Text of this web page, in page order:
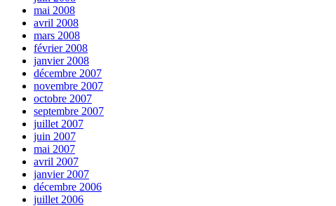
mai 2008
avril 2008
mars 2008
février 2008
janvier 2008
décembre 2007
novembre 2007
octobre 2007
septembre 2007
juillet 2007
juin 2007
mai 2007
avril 2007
janvier 2007
décembre 2006
juillet 2006